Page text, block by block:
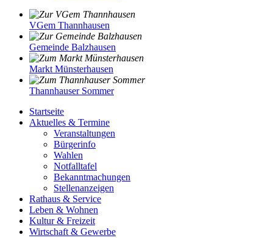
VGem Thannhausen
Gemeinde Balzhausen
Markt Münsterhausen
Thannhauser Sommer
Startseite
Aktuelles & Termine
Veranstaltungen
Bürgerinfo
Wahlen
Notfalltafel
Bekanntmachungen
Stellenanzeigen
Rathaus & Service
Leben & Wohnen
Kultur & Freizeit
Wirtschaft & Gewerbe